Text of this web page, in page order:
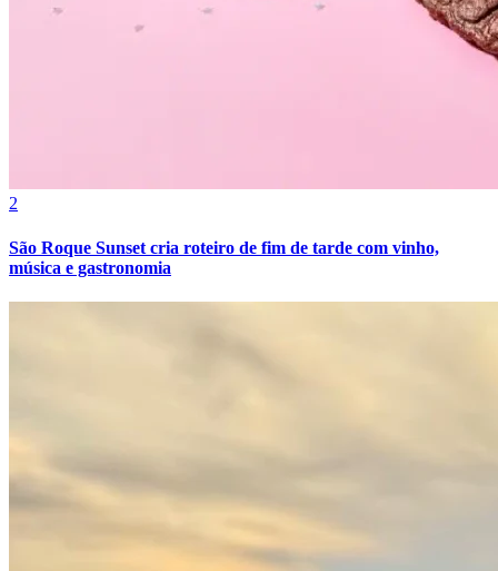
2
São Roque Sunset cria roteiro de fim de tarde com vinho,
música e gastronomia